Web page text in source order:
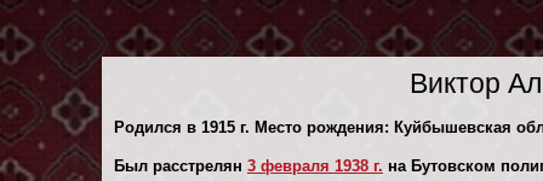
Виктор
Родился в 1915 г. Место рождения: Куйбышевская
Был расстрелян 3 февраля 1938 г. на Бутовском